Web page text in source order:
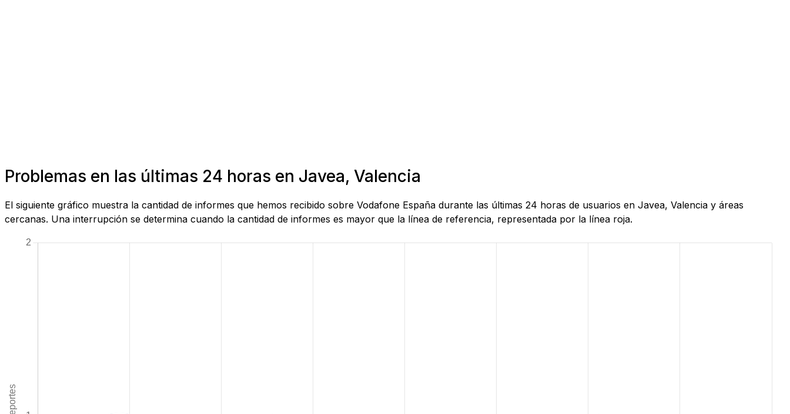
Problemas en las últimas 24 horas en Javea, Valencia
El siguiente gráfico muestra la cantidad de informes que hemos recibido sobre Vodafone España durante las últimas 24 horas de usuarios en Javea, Valencia y áreas
cercanas. Una interrupción se determina cuando la cantidad de informes es mayor que la línea de referencia, representada por la línea roja.